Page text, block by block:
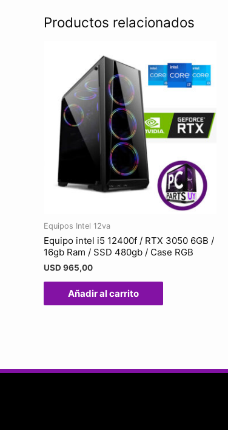
Productos relacionados
Equipos Intel 12va
Equipo intel i5 12400f / RTX 3050 6GB /
16gb Ram / SSD 480gb / Case RGB
USD 965,00
Añadir al carrito